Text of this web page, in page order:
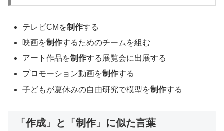
テレビCMを制作する
映画を制作するためのチームを組む
アート作品を制作する展覧会に出展する
プロモーション動画を制作する
子どもが夏休みの自由研究で模型を制作する
「作成」と「制作」に似た言葉